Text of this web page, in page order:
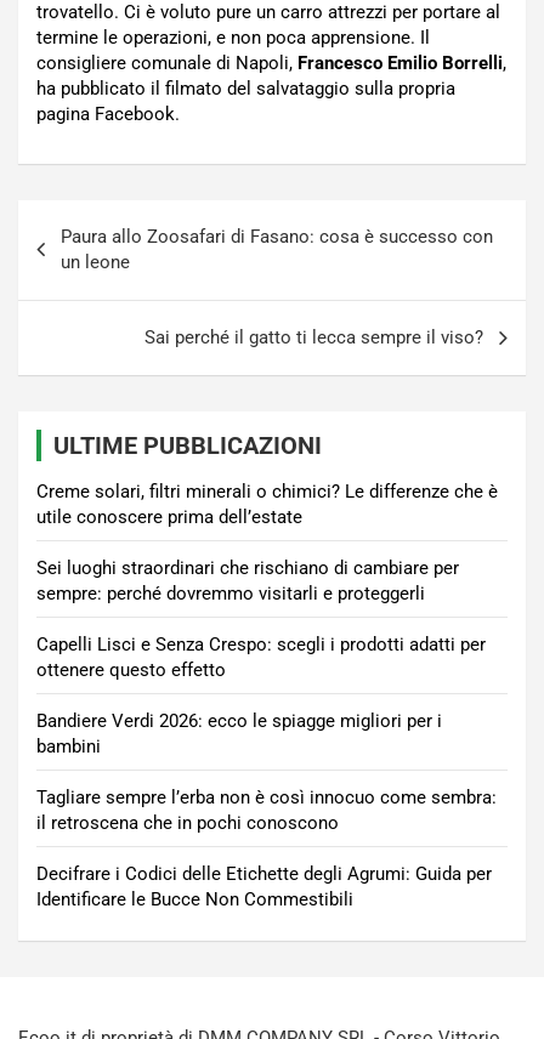
trovatello. Ci è voluto pure un carro attrezzi per portare al
termine le operazioni, e non poca apprensione. Il
consigliere comunale di Napoli, Francesco Emilio Borrelli,
ha pubblicato il filmato del salvataggio sulla propria
pagina Facebook.
articoli
Paura allo Zoosafari di Fasano: cosa è successo con
un leone
Sai perché il gatto ti lecca sempre il viso?
ULTIME PUBBLICAZIONI
Creme solari, filtri minerali o chimici? Le differenze che è
utile conoscere prima dell’estate
Sei luoghi straordinari che rischiano di cambiare per
sempre: perché dovremmo visitarli e proteggerli
Capelli Lisci e Senza Crespo: scegli i prodotti adatti per
ottenere questo effetto
Bandiere Verdi 2026: ecco le spiagge migliori per i
bambini
Tagliare sempre l’erba non è così innocuo come sembra:
il retroscena che in pochi conoscono
Decifrare i Codici delle Etichette degli Agrumi: Guida per
Identificare le Bucce Non Commestibili